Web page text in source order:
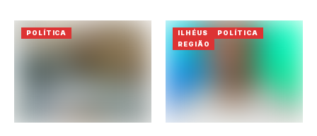
POLÍTICA ILHÉUS
POLÍTICA
REGIÃO